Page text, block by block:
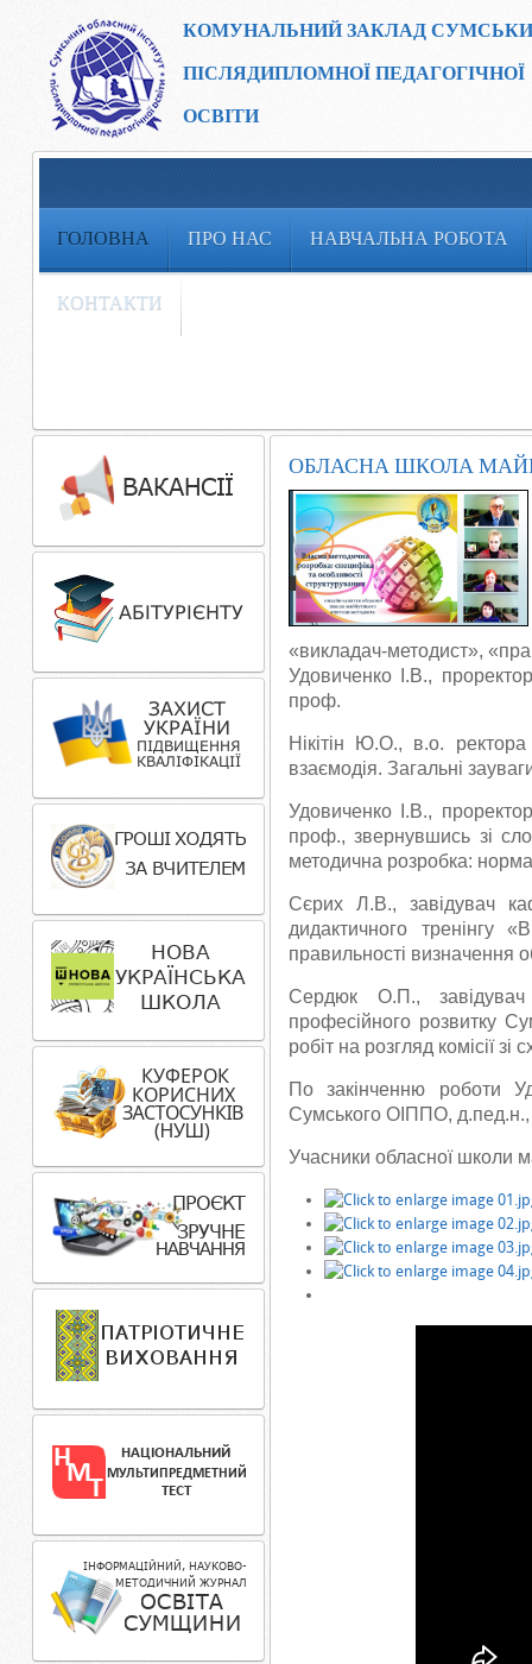
КОМУНАЛЬНИЙ ЗАКЛАД
ПІСЛЯДИПЛОМНОЇ ПЕДАГОГІЧНОЇ
ОСВІТИ
ГОЛОВНА ПРО НАС НАВЧАЛЬНА РОБОТА
КОНТАКТИ
ОБЛАСНА ШКОЛА
«викладач-методист»,
Удовиченко І.В.,
проф.
Нікітін Ю.О., в.о.
взаємодія. Загальні
Удовиченко І.В.,
проф., звернувшись зі
методична розробка:
Сєрих Л.В., завідувач
дидактичного тренінгу
правильності визначення
Сердюк О.П., завідувач
професійного розвитку
робіт на розгляд комісії
По закінченню роботи
Сумського ОІППО,
Учасники обласної школи